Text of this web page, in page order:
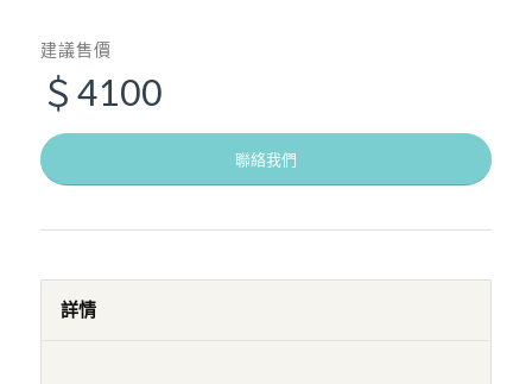
建議售價
＄4100
聯絡我們
詳情